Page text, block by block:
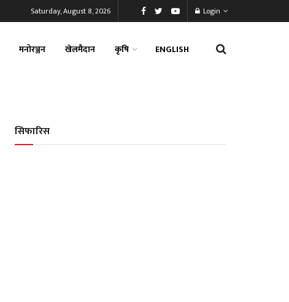
Saturday, August 8, 2026 Login
मनोरञ्जन खेलमैदान कृषि ENGLISH
सिफारिस